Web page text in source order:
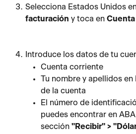
Selecciona Estados Unidos
facturación y toca en
Introduce los datos de tu
Cuenta corriente
Tu nombre y apellidos
de la cuenta
El número de
puedes encontrar en
sección "Recibir" >